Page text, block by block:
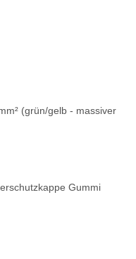
(grün/gelb - massiver